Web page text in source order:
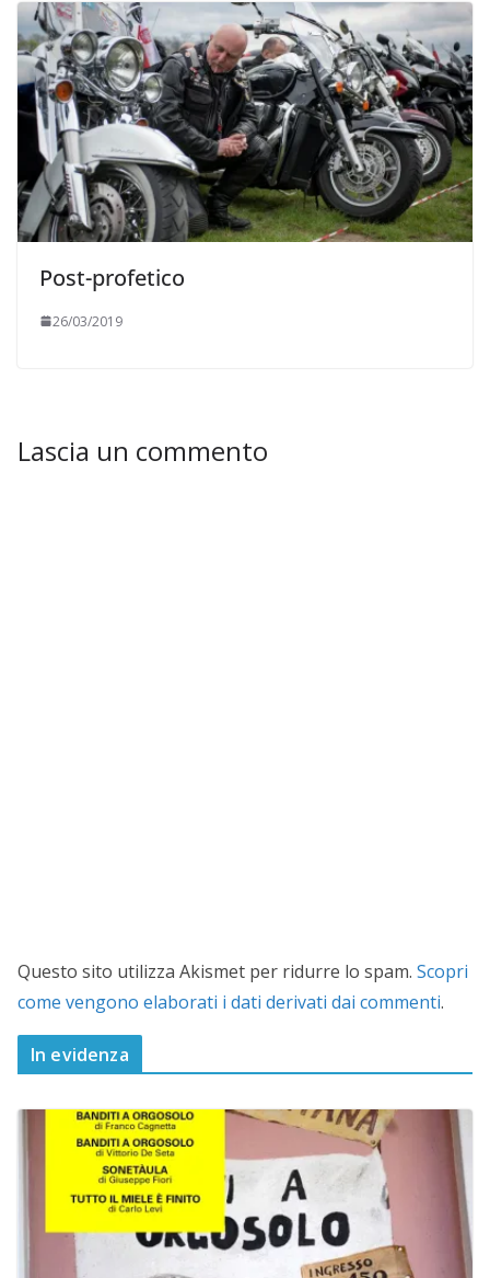
Post-profetico
26/03/2019
Lascia un commento
Questo sito utilizza Akismet per ridurre lo spam. Scopri
come vengono elaborati i dati derivati dai commenti.
In evidenza